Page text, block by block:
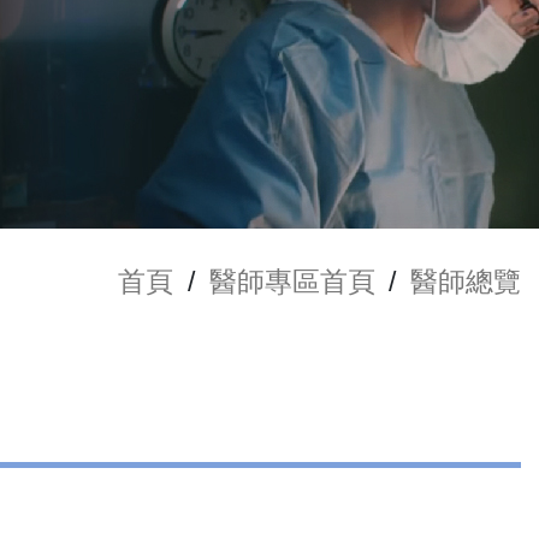
首頁 / 醫師專區首頁 / 醫師總覽